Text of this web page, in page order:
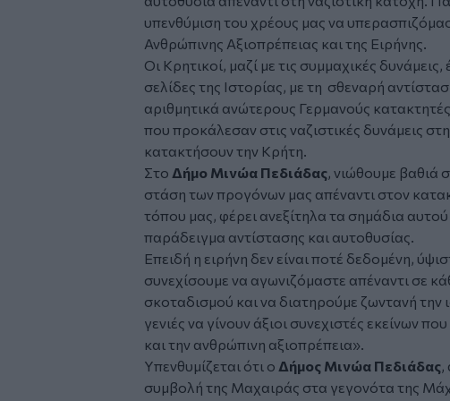
υπενθύμιση του χρέους μας να
Ανθρώπινης Αξιοπρέπειας και της Ειρήνης.
Οι Κρητικοί, μαζί με τις συμμαχικές
σελίδες της Ιστορίας, με τη σθεναρή
αριθμητικά ανώτερους Γερμανούς
που προκάλεσαν στις ναζιστικές δυνάμεις
κατακτήσουν την Κρήτη.
Στο Δήμο Μινώα Πεδιάδας, νιώθουμε βαθιά
στάση των προγόνων μας απέναντι στον
τόπου μας, φέρει ανεξίτηλα τα σημάδια
παράδειγμα αντίστασης και αυτοθυσίας.
Επειδή η ειρήνη δεν είναι ποτέ δεδομένη,
συνεχίσουμε να αγωνιζόμαστε απέναντι σε
σκοταδισμού και να διατηρούμε ζωντανή την
γενιές να γίνουν άξιοι συνεχιστές εκείνων
και την ανθρώπινη αξιοπρέπεια».
Υπενθυμίζεται ότι ο Δήμος Μινώα Πεδιάδας,
συμβολή της Μαχαιράς στα γεγονότα της